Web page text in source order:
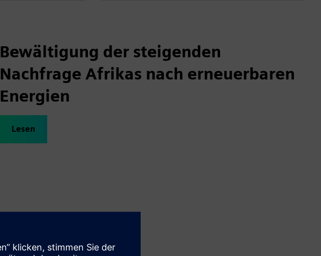
Bewältigung der steigenden
Nachfrage Afrikas nach erneuerbaren
Energien
Lesen